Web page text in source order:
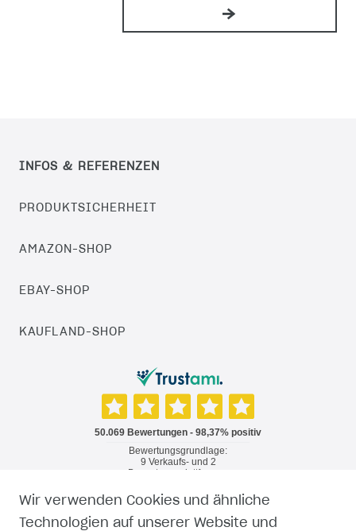
INFOS & REFERENZEN
PRODUKTSICHERHEIT
AMAZON-SHOP
EBAY-SHOP
KAUFLAND-SHOP
RECHTLICHES
Wir verwenden Cookies und ähnliche
Technologien auf unserer Website und